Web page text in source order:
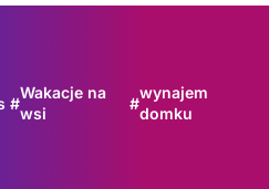
#
Wakacje na
wsi
#
wynajem
domku